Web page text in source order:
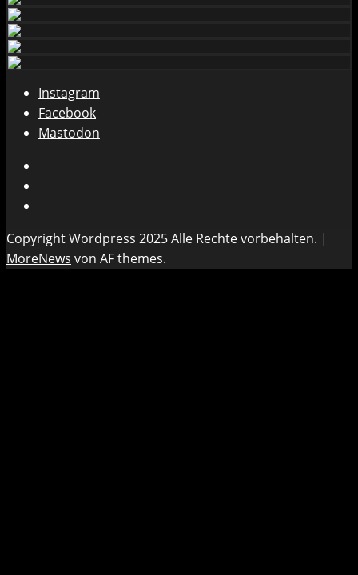
Instagram
Facebook
Mastodon
Copyright Wordpress 2025 Alle Rechte vorbehalten. |
MoreNews von AF themes.